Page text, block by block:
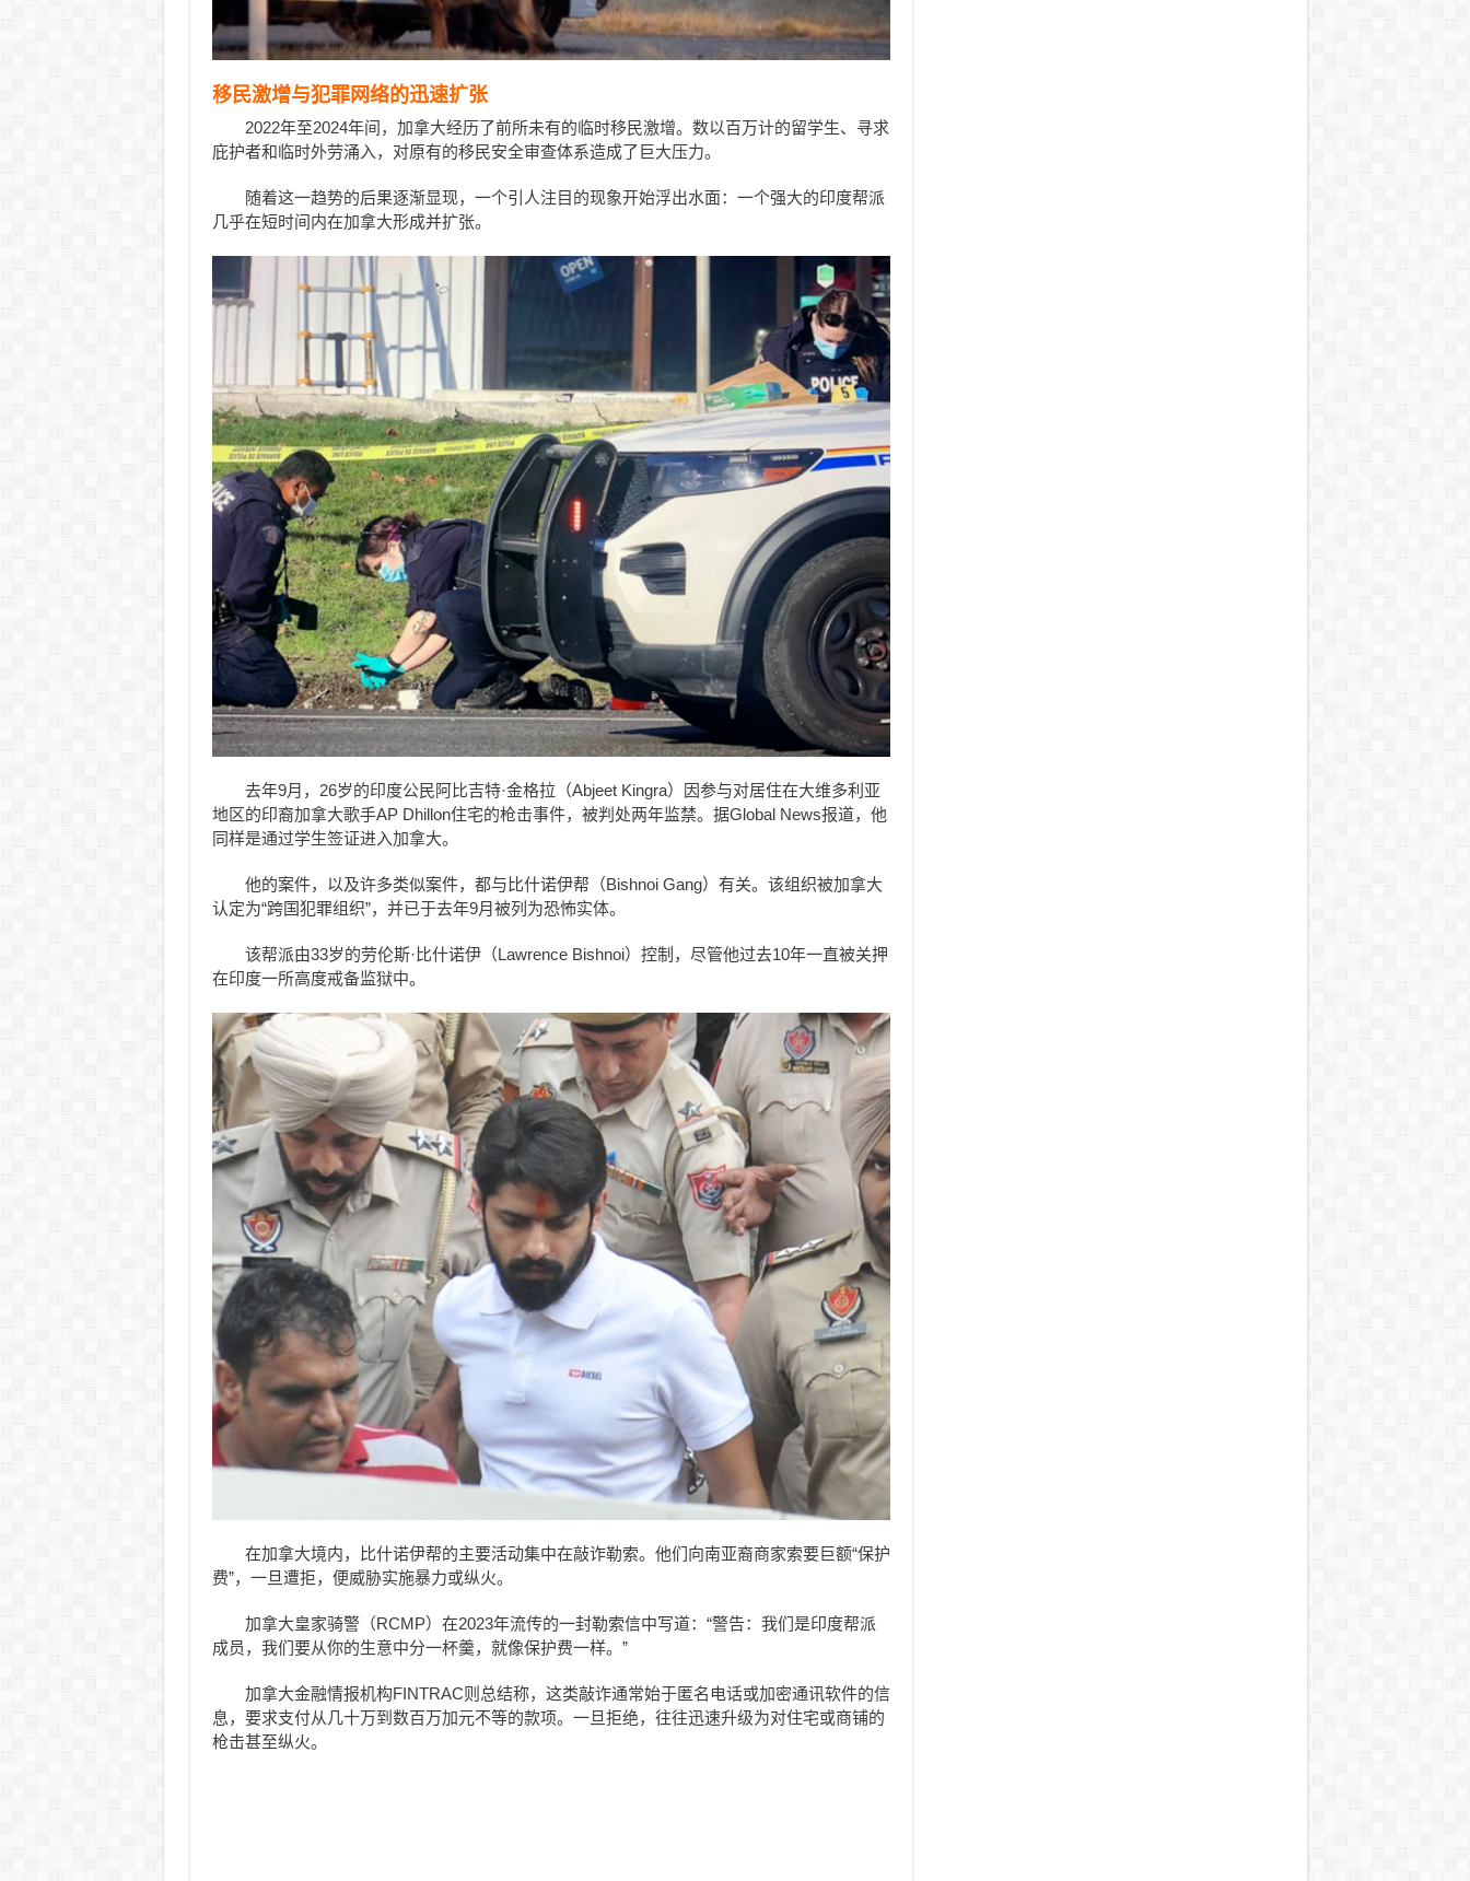
移民激增与犯罪网络的迅速扩张
2022年至2024年间，加拿大经历了前所未有的临时移民激增。数以百万计的留学生、寻求
庇护者和临时外劳涌入，对原有的移民安全审查体系造成了巨大压力。
随着这一趋势的后果逐渐显现，一个引人注目的现象开始浮出水面：一个强大的印度帮派
几乎在短时间内在加拿大形成并扩张。
去年9月，26岁的印度公民阿比吉特·金格拉（Abjeet Kingra）因参与对居住在大维多利亚
地区的印裔加拿大歌手AP Dhillon住宅的枪击事件，被判处两年监禁。据Global News报道，他
同样是通过学生签证进入加拿大。
他的案件，以及许多类似案件，都与比什诺伊帮（Bishnoi Gang）有关。该组织被加拿大
认定为“跨国犯罪组织”，并已于去年9月被列为恐怖实体。
该帮派由33岁的劳伦斯·比什诺伊（Lawrence Bishnoi）控制，尽管他过去10年一直被关押
在印度一所高度戒备监狱中。
在加拿大境内，比什诺伊帮的主要活动集中在敲诈勒索。他们向南亚裔商家索要巨额“保护
费”，一旦遭拒，便威胁实施暴力或纵火。
加拿大皇家骑警（RCMP）在2023年流传的一封勒索信中写道：“警告：我们是印度帮派
成员，我们要从你的生意中分一杯羹，就像保护费一样。”
加拿大金融情报机构FINTRAC则总结称，这类敲诈通常始于匿名电话或加密通讯软件的信
息，要求支付从几十万到数百万加元不等的款项。一旦拒绝，往往迅速升级为对住宅或商铺的
枪击甚至纵火。